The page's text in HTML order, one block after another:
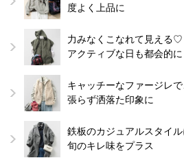
度よく上品に
力みなくこなれて見える
アクティブな日も都会的に
キャッチーなファージレ
張らず洒落た印象に
鉄板のカジュアルスタイ
旬のキレ味をプラス